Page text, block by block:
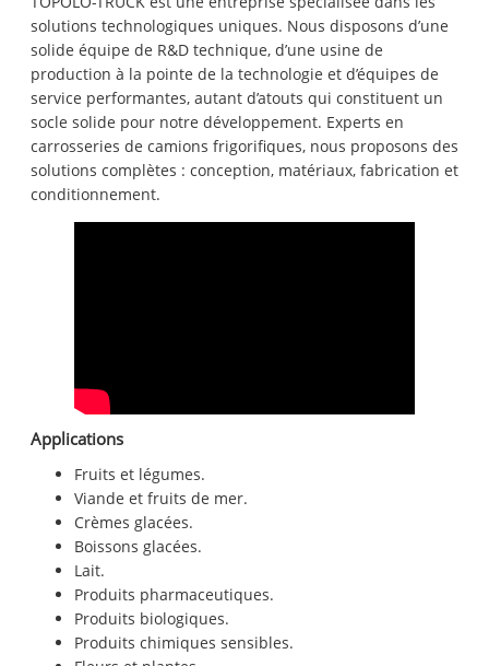
solutions technologiques uniques. Nous disposons d’une
solide équipe de R&D technique, d’une usine de
production à la pointe de la technologie et d’équipes de
service performantes, autant d’atouts qui constituent un
socle solide pour notre développement. Experts en
carrosseries de camions frigorifiques, nous proposons des
solutions complètes : conception, matériaux, fabrication et
conditionnement.
Applications
Fruits et légumes.
Viande et fruits de mer.
Crèmes glacées.
Boissons glacées.
Lait.
Produits pharmaceutiques.
Produits biologiques.
Produits chimiques sensibles.